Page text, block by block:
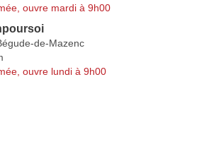
ouvre mardi à 9h00
de-Mazenc
ouvre lundi à 9h00